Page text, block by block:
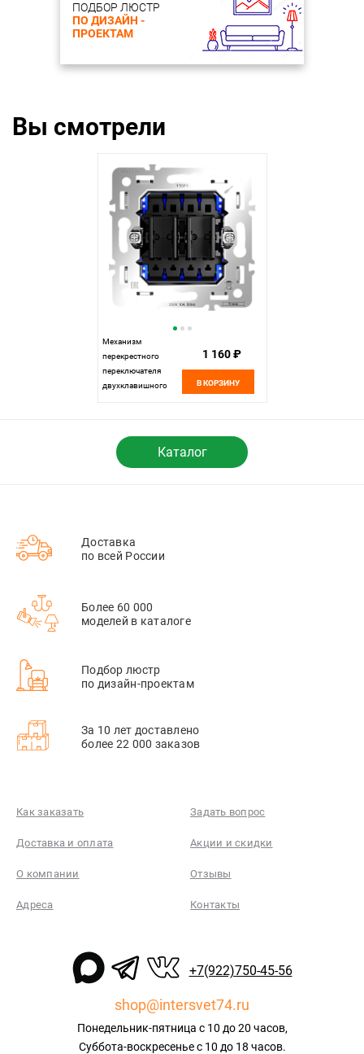
ПОДБОР ЛЮСТР
ПО ДИЗАЙН -
ПРОЕКТАМ
Вы смотрели
Механизм
перекрестного
переключателя
двухклавишного
1 160 ₽
В КОРЗИНУ
Каталог
Доставка
по всей России
Более 60 000
моделей в каталоге
Подбор люстр
по дизайн-проектам
За 10 лет доставлено
более 22 000 заказов
Как заказать Задать вопрос
Доставка и оплата Акции и скидки
О компании Отзывы
Адреса Контакты
+7(922)750-45-56
shop@intersvet74.ru
Понедельник-пятница с 10 до 20 часов,
Суббота-воскресенье с 10 до 18 часов.